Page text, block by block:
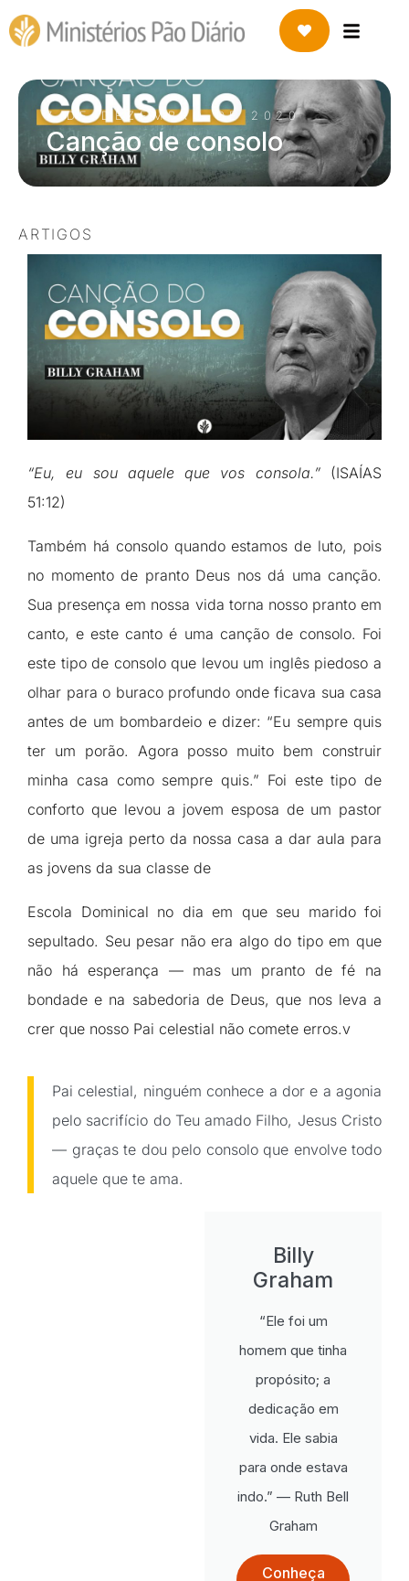
7 DE DEZEMBRO DE 2020
Canção de consolo
ARTIGOS
“Eu, eu sou aquele que vos consola.”(ISAÍAS
51:12)
Também há consolo quando estamos de luto, pois
no momento de pranto Deus nos dá uma canção.
Sua presença em nossa vida torna nosso pranto em
canto, e este canto é uma canção de consolo. Foi
este tipo de consolo que levou um inglês piedoso a
olhar para o buraco profundo onde ficava sua casa
antes de um bombardeio e dizer: “Eu sempre quis
ter um porão. Agora posso muito bem construir
minha casa como sempre quis.” Foi este tipo de
conforto que levou a jovem esposa de um pastor
de uma igreja perto da nossa casa a dar aula para
as jovens da sua classe de
Escola Dominical no dia em que seu marido foi
sepultado. Seu pesar não era algo do tipo em que
não há esperança — mas um pranto de fé na
bondade e na sabedoria de Deus, que nos leva a
crer que nosso Pai celestial não comete erros.v
Pai celestial, ninguém conhece a dor e a agonia
pelo sacrifício do Teu amado Filho, Jesus Cristo
— graças te dou pelo consolo que envolve todo
aquele que te ama.
Billy
Graham
“Ele foi um
homem que tinha
propósito; a
dedicação em
vida. Ele sabia
para onde estava
indo.” — Ruth Bell
Graham
Conheça